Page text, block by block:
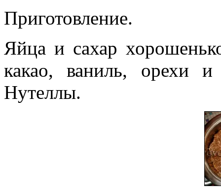
Приготовление.
Яйца и сахар
какао, ваниль, орехи и
Нутеллы.